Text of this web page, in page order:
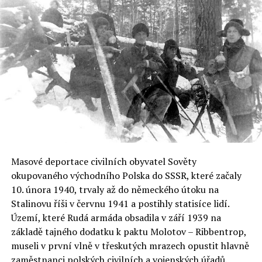
Polsku in,“ napsal ostatně před pár dny zpravodaj
Huffington Post.
Maciej Ruczaj
ředitel Polského institutu v Praze
více naModerní-Dějiny.cz
UP NEXT
Disidenti seděli s Poláky na hranicích, popíjeli rum a
řešili svržení tyrana
DON'T MISS
Kukačka – letadlo postavené v činžáku se proslavilo při
útěku za hranice PLR
Masové deportace civilních obyvatel Sověty
okupovaného východního Polska do SSSR, které začaly
10. února 1940, trvaly až do německého útoku na
Stalinovu říši v červnu 1941 a postihly statisíce lidí.
Území, které Rudá armáda obsadila v září 1939 na
základě tajného dodatku k paktu Molotov – Ribbentrop,
museli v první vlně v třeskutých mrazech opustit hlavně